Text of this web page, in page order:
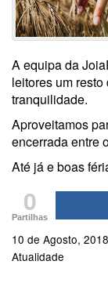
A equipa da
leitores um
tranquilidade.
Aproveitamos
encerrada entre
Até já e boas
0
Partilhas
10 de Agosto, 2018
Atualidade